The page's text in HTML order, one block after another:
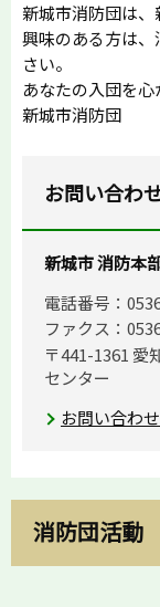
新城市消防団は、
興味のある方は
さい。
あなたの入団を心
新城市消防団
お問い合わ
新城市 消防本
電話番号：
ファクス：
〒441-1361 愛
センター
お問い合わ
消防団活動